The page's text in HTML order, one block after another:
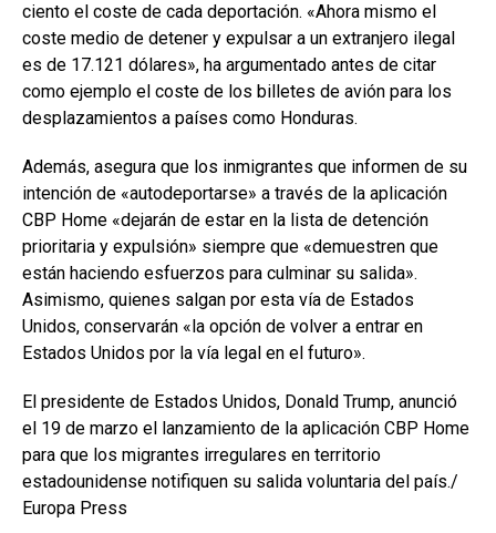
ciento el coste de cada deportación. «Ahora mismo el
coste medio de detener y expulsar a un extranjero ilegal
es de 17.121 dólares», ha argumentado antes de citar
como ejemplo el coste de los billetes de avión para los
desplazamientos a países como Honduras.
Además, asegura que los inmigrantes que informen de su
intención de «autodeportarse» a través de la aplicación
CBP Home «dejarán de estar en la lista de detención
prioritaria y expulsión» siempre que «demuestren que
están haciendo esfuerzos para culminar su salida».
Asimismo, quienes salgan por esta vía de Estados
Unidos, conservarán «la opción de volver a entrar en
Estados Unidos por la vía legal en el futuro».
El presidente de Estados Unidos, Donald Trump, anunció
el 19 de marzo el lanzamiento de la aplicación CBP Home
para que los migrantes irregulares en territorio
estadounidense notifiquen su salida voluntaria del país./
Europa Press